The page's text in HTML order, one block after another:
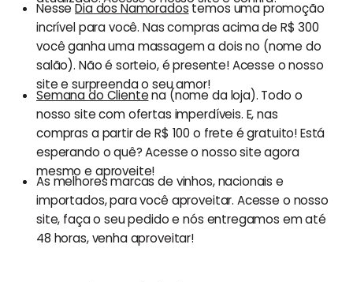
NesseDia dos Namorados temos uma promoção
incrível para você. Nas compras acima de R$ 300
você ganha uma massagem a dois no (nome do
salão). Não é sorteio, é presente! Acesse o nosso
site e surpreenda o seu amor!
Semana do Clientena (nome da loja). Todo o
nosso site com ofertas imperdíveis. E, nas
compras a partir de R$ 100 o frete é gratuito! Está
esperando o quê? Acesse o nosso site agora
mesmo e aproveite!
As melhores marcas de vinhos, nacionais e
importados, para você aproveitar. Acesse o nosso
site, faça o seu pedido e nós entregamos em até
48 horas, venha aproveitar!